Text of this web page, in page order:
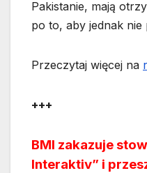
Pakistanie, mają
po to, aby jednak nie
Przeczytaj więcej na
+++
BMI zakazuje
Interaktiv” i